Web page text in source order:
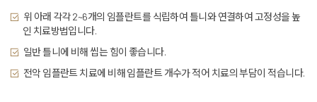
위 아래 각각 2~6개의 임플란트를 식립하여 틀니와 연결하여 고정성을 높
인 치료방법입니다.
일반 틀니에 비해 씹는 힘이 좋습니다.
전악 임플란트 치료에 비해 임플란트 개수가 적어 치료의 부담이 적습니다.